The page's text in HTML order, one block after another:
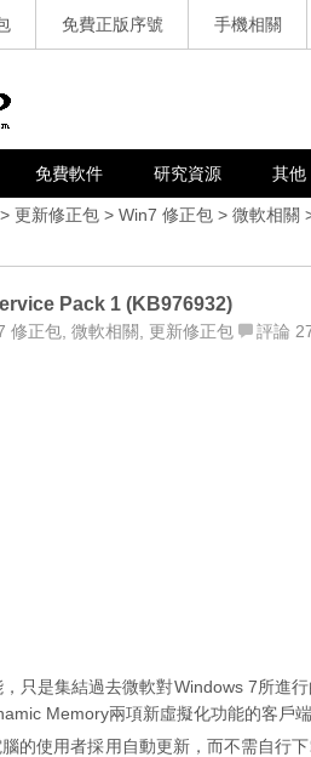
免費正版序號 手機相關
免費軟件 研究資源 其他
> 更新修正包 > Win7 修正包 > 微軟相關
Pack 1 (KB976932)
修正包 微軟相關 更新修正包 評論
只是集結過去微軟對Windows 7所進
Memory兩項新虛擬化功能的客戶端
的使用者採用自動更新，而不需自行